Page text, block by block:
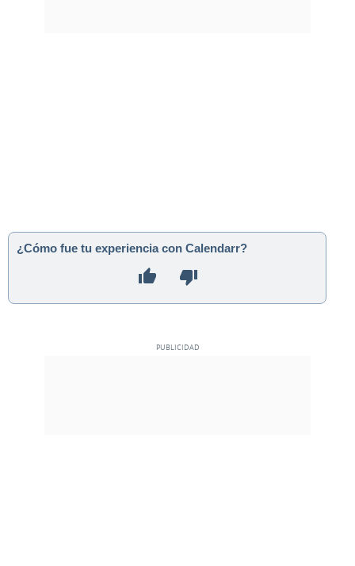
¿Cómo fue tu experiencia con Calendarr?